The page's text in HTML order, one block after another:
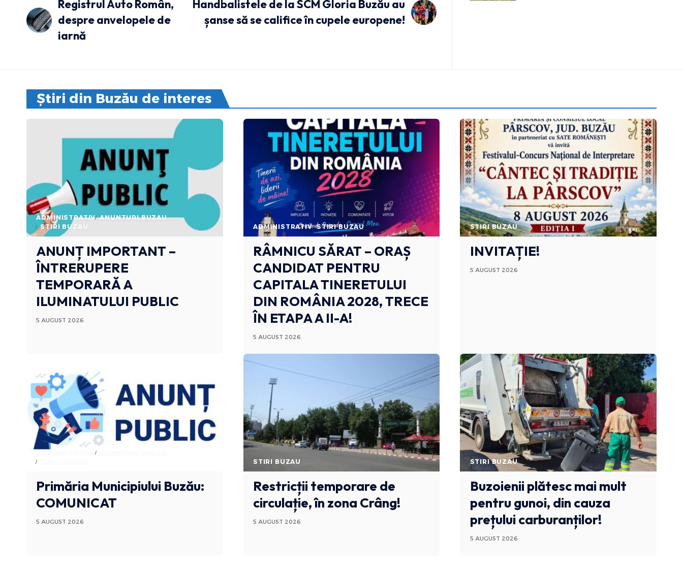
Registrul Auto Român,
despre anvelopele de
iarnă
Handbalistele de la SCM Gloria Buzău au
șanse să se califice în cupele europene!
Știri din Buzău de interes
ADMINISTRATIV ANUNTURI BUZAU
STIRI BUZAU
ANUNȚ IMPORTANT –
ÎNTRERUPERE
TEMPORARĂ A
ILUMINATULUI PUBLIC
5 AUGUST 2026
ADMINISTRATIV STIRI BUZAU
RÂMNICU SĂRAT – ORAȘ
CANDIDAT PENTRU
CAPITALA TINERETULUI
DIN ROMÂNIA 2028, TRECE
ÎN ETAPA A II-A!
5 AUGUST 2026
STIRI BUZAU
INVITAȚIE!
5 AUGUST 2026
ADMINISTRATIV
Primăria Municipiului Buzău:
COMUNICAT
5 AUGUST 2026
STIRI BUZAU
Restricții temporare de
circulație, în zona Crâng!
5 AUGUST 2026
STIRI BUZAU
Buzoienii plătesc mai mult
pentru gunoi, din cauza
prețului carburanților!
5 AUGUST 2026